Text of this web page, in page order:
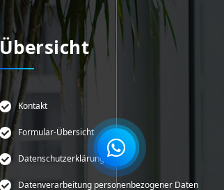
Übersicht
Kontakt
Formular-Übersicht
Datenschutzerklärung
Datenverarbeitung personenbezogener Daten